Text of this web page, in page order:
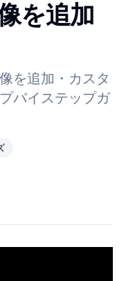
を追加
を追加・カスタ
バイステップガ